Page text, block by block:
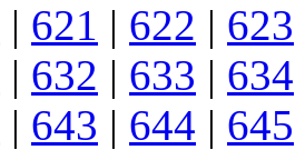
| 621 | 622 | 623
| 632 | 633 | 634
| 643 | 644 | 645